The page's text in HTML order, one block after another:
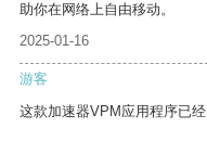
助你在网络上自由移动。
2025-01-16
游客
这款加速器VPM应用程序已